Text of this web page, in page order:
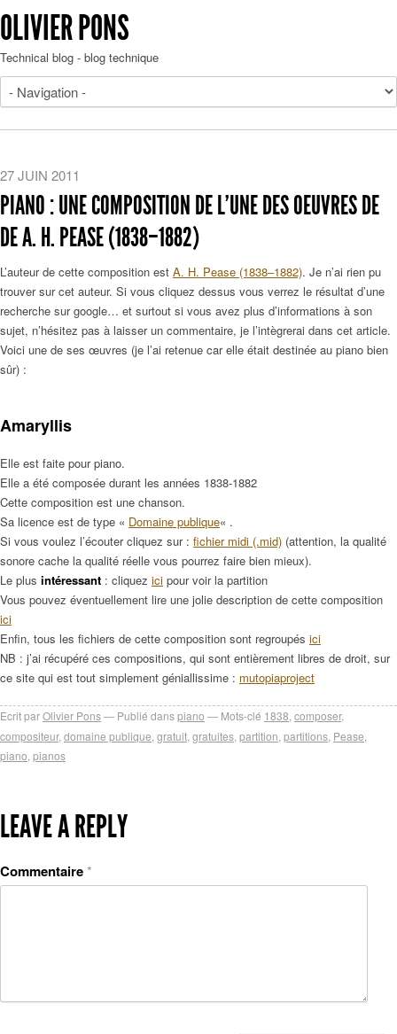
OLIVIER PONS
Technical blog - blog technique
27 JUIN 2011
PIANO : UNE COMPOSITION DE L'UNE DES OEUVRES DE
DE A. H. PEASE (1838–1882)
L’auteur de cette composition est A. H. Pease (1838–1882). Je n’ai rien pu
trouver sur cet auteur. Si vous cliquez dessus vous verrez le résultat d’une
recherche sur google… et surtout si vous avez plus d’informations à son
sujet, n’hésitez pas à laisser un commentaire, je l’intègrerai dans cet article.
Voici une de ses œuvres (je l’ai retenue car elle était destinée au piano bien
sûr) :
Amaryllis
Elle est faite pour piano.
Elle a été composée durant les années 1838-1882
Cette composition est une chanson.
Sa licence est de type « Domaine publique« .
Si vous voulez l’écouter cliquez sur : fichier midi (.mid) (attention, la qualité
sonore cache la qualité réelle vous pourrez faire bien mieux).
Le plus intéressant : cliquez ici pour voir la partition
Vous pouvez éventuellement lire une jolie description de cette composition
ici
Enfin, tous les fichiers de cette composition sont regroupés ici
NB : j’ai récupéré ces compositions, qui sont entièrement libres de droit, sur
ce site qui est tout simplement géniallissime : mutopiaproject
Ecrit parOlivier Pons Publié danspiano Mots-clé 1838 composer,
compositeur, domaine publique gratuit gratuites partition partitions Pease
piano pianos
LEAVE A REPLY
Commentaire*